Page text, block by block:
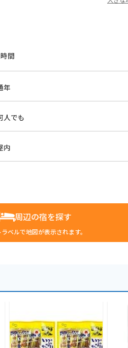
間
年
人でも
内
周辺の宿を探す
ベルで地図が表示されます。